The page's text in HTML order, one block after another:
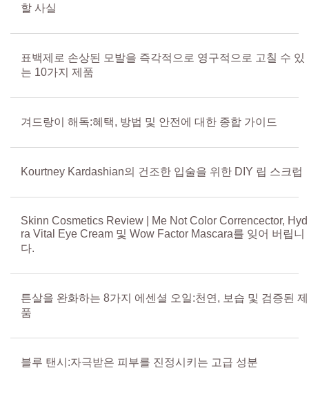
할 사실
표백제로 손상된 모발을 즉각적으로 영구적으로 고칠 수 있
는 10가지 제품
겨드랑이 해독:혜택, 방법 및 안전에 대한 종합 가이드
Kourtney Kardashian의 건조한 입술을 위한 DIY 립 스크럽
Skinn Cosmetics Review | Me Not Color Correncector, Hyd
ra Vital Eye Cream 및 Wow Factor Mascara를 잊어 버립니
다.
튼살을 완화하는 8가지 에센셜 오일:천연, 보습 및 검증된 제
품
블루 탠시:자극받은 피부를 진정시키는 고급 성분